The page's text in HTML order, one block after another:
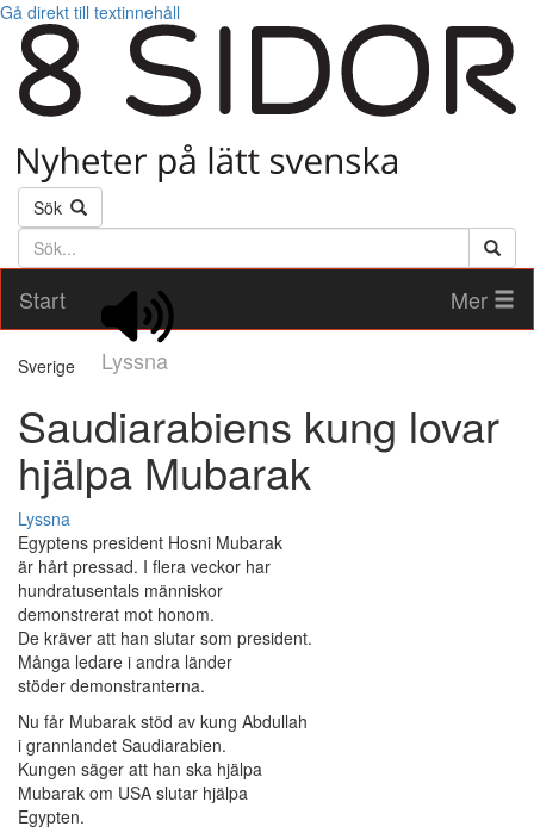
Gå direkt till textinnehåll
Sök
Söktext
Start
Lyssna
Mer
Sverige
Saudiarabiens kung lovar
hjälpa Mubarak
Lyssna
Egyptens president Hosni Mubarak
är hårt pressad. I flera veckor har
hundratusentals människor
demonstrerat mot honom.
De kräver att han slutar som president.
Många ledare i andra länder
stöder demonstranterna.
Nu får Mubarak stöd av kung Abdullah
i grannlandet Saudiarabien.
Kungen säger att han ska hjälpa
Mubarak om USA slutar hjälpa
Egypten.